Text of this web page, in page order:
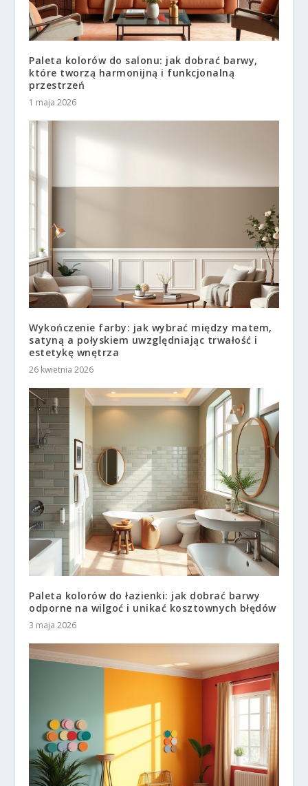
Paleta kolorów do salonu: jak dobrać barwy,
które tworzą harmonijną i funkcjonalną
przestrzeń
1 maja 2026
Wykończenie farby: jak wybrać między matem,
satyną a połyskiem uwzględniając trwałość i
estetykę wnętrza
26 kwietnia 2026
Paleta kolorów do łazienki: jak dobrać barwy
odporne na wilgoć i unikać kosztownych błędów
3 maja 2026